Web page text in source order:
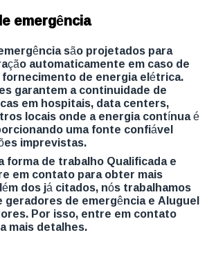
emergência
são projetados para
automaticamente em caso de
de energia elétrica.
garantem a continuidade de
em hospitais, data centers,
locais onde a energia contínua é
uma fonte confiável
imprevistas.
forma de trabalho Qualificada e
em contato para obter mais
dos já citados, nós trabalhamos
geradores de emergência e Aluguel
Por isso, entre em contato
mais detalhes.